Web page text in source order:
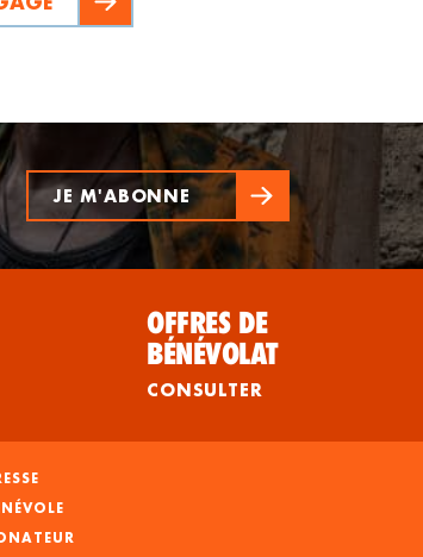
JE M'ABONNE
OFFRES DE
BÉNÉVOLAT
CONSULTER